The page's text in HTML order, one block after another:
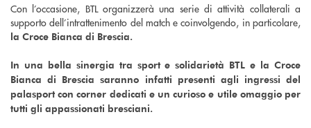
Con l’occasione, BTL organizzerà una serie di attività collaterali a
supporto dell’intrattenimento del match e coinvolgendo, in particolare,
la Croce Bianca di Brescia.
In una bella sinergia tra sport e solidarietà BTL e la Croce
Bianca di Brescia saranno infatti presenti agli ingressi del
palasport con corner dedicati e un curioso e utile omaggio per
tutti gli appassionati bresciani.